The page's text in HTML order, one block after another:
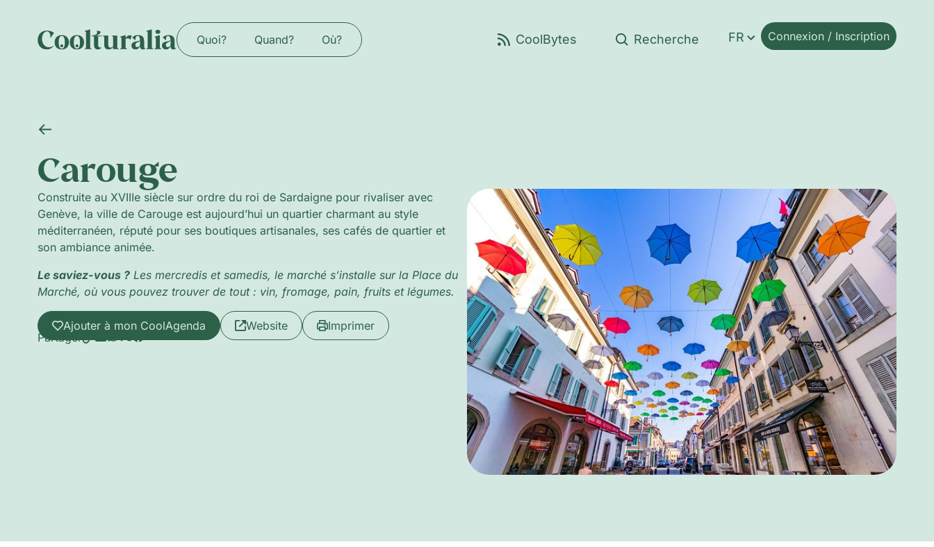
Quoi? Quand? Où? FR Connexion / Inscription
Carouge
Construite au XVIIIe siècle sur ordre du roi de Sardaigne pour rivaliser avec
Genève, la ville de Carouge est aujourd’hui un quartier charmant au style
méditerranéen, réputé pour ses boutiques artisanales, ses cafés de quartier et
son ambiance animée.
Le saviez-vous ?Les mercredis et samedis, le marché s’installe sur la Place du
Marché, où vous pouvez trouver de tout : vin, fromage, pain, fruits et légumes.
Ajouter à mon CoolAgenda Website
Imprimer
Partager